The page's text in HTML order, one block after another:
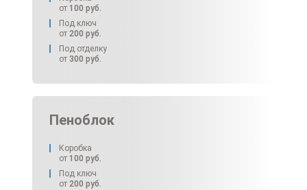
от 100 руб.
Под ключ
от 200 руб.
Под отделку
от 300 руб.
Пеноблок
Коробка
от 100 руб.
Под ключ
от 200 руб.